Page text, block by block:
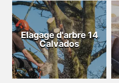
Elagage d'arbre 14
Calvados